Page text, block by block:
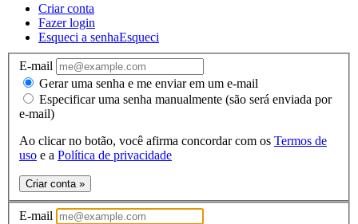
Criar conta
Fazer login
Esqueci a senhaEsqueci
E-mail
Gerar uma senha e me enviar em um e-mail
Especificar uma senha manualmente (são será enviada por
e-mail)
Ao clicar no botão, você afirma concordar com os Termos de
uso e a Política de privacidade
Criar conta »
E-mail